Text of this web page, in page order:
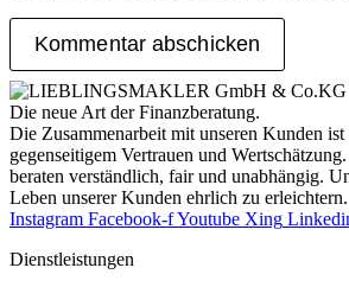
Die neue Art der Finanzberatung.
Die Zusammenarbeit mit unseren Kunden ist
gegenseitigem Vertrauen und
beraten verständlich, fair und unab­hängig.
Leben unserer Kunden ehrlich zu erleichtern.
Instagram Facebook-fYoutube Xing
Dienst­leistungen